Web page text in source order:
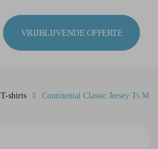
VRIJBLIJVENDE OFFERTE
T-shirts Continental Classic Jersey Ts M